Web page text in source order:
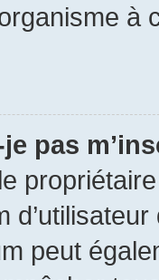
pas
peut